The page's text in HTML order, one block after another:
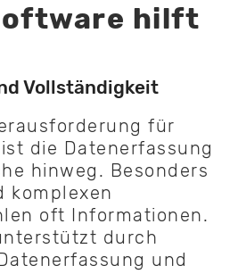
hilft
Vollständigkeit
für
die Datenerfassung
hinweg. Besonders
komplexen
oft Informationen.
durch
und